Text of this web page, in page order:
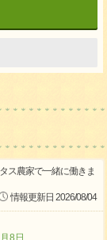
ス農家で一緒に働きま
情報更新日 2026/08/04